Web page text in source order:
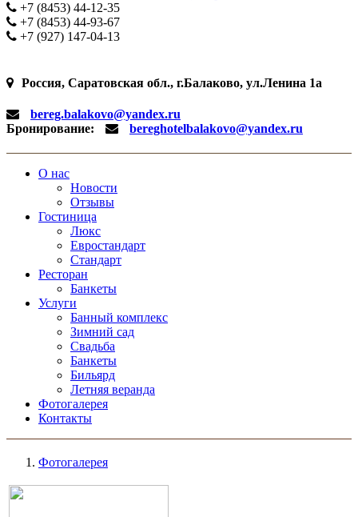
+7 (8453) 44-12-35
+7 (8453) 44-93-67
+7 (927) 147-04-13
Россия, Саратовская обл., г.Балаково, ул.Ленина 1а
bereg.balakovo@yandex.ru
Бронирование:
bereghotelbalakovo@yandex.ru
О нас
Новости
Отзывы
Гостиница
Люкс
Евростандарт
Стандарт
Ресторан
Банкеты
Услуги
Банный комплекс
Зимний сад
Свадьба
Банкеты
Бильярд
Летняя веранда
Фотогалерея
Контакты
Фотогалерея